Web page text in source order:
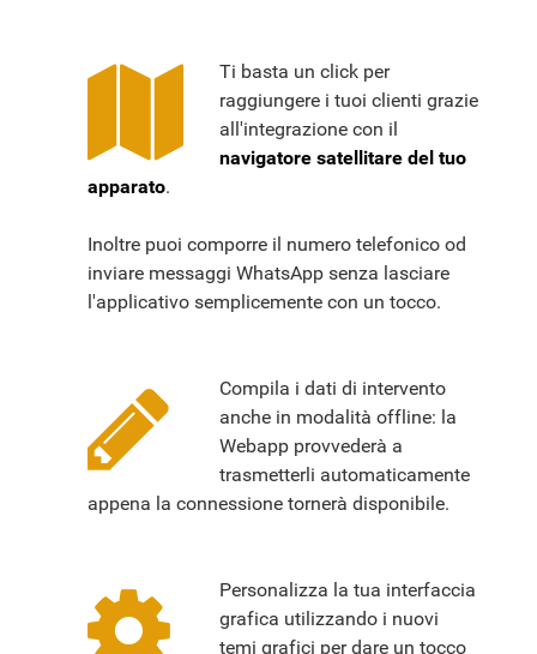
Ti basta un click per
raggiungere i tuoi clienti grazie
all'integrazione con il
navigatore satellitare del tuo
apparato.
Inoltre puoi comporre il numero telefonico od
inviare messaggi WhatsApp senza lasciare
l'applicativo semplicemente con un tocco.
Compila i dati di intervento
anche in modalità offline: la
Webapp provvederà a
trasmetterli automaticamente
appena la connessione tornerà disponibile.
Personalizza la tua interfaccia
grafica utilizzando i nuovi
temi grafici per dare un tocco